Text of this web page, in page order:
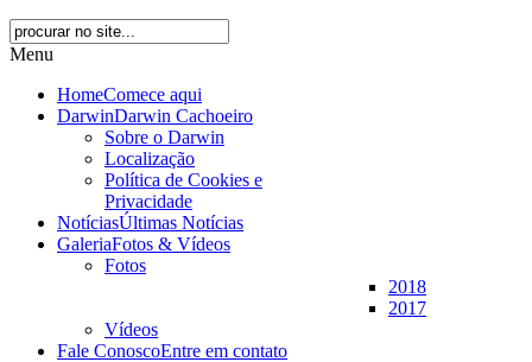
Menu
HomeComece aqui
DarwinDarwin Cachoeiro
Sobre o Darwin
Localização
Política de Cookies e
Privacidade
NotíciasÚltimas Notícias
GaleriaFotos & Vídeos
Fotos
2018
2017
Vídeos
Fale ConoscoEntre em contato